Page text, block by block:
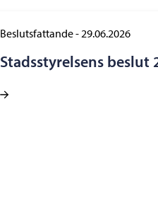
Beslutsfattande-29.06.2026
Stadsstyrelsens beslut